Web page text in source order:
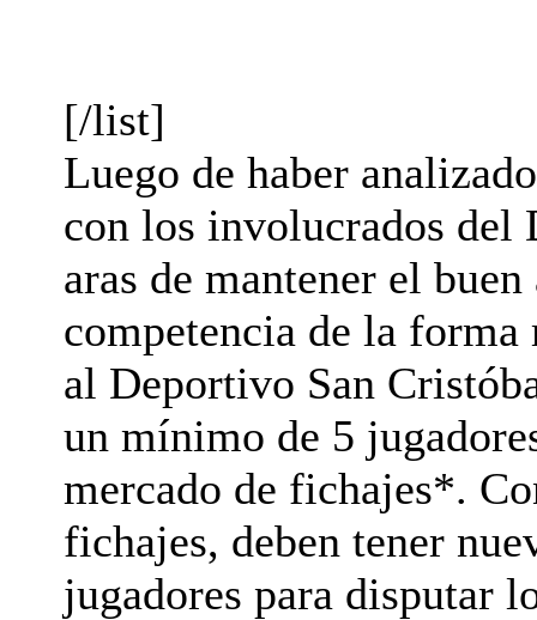
[/list]
Luego de haber
con los involucrados del
aras de mantener el
competencia de la
al Deportivo San
un mínimo de 5
mercado de fichajes*.
fichajes, deben tener
jugadores para disputar